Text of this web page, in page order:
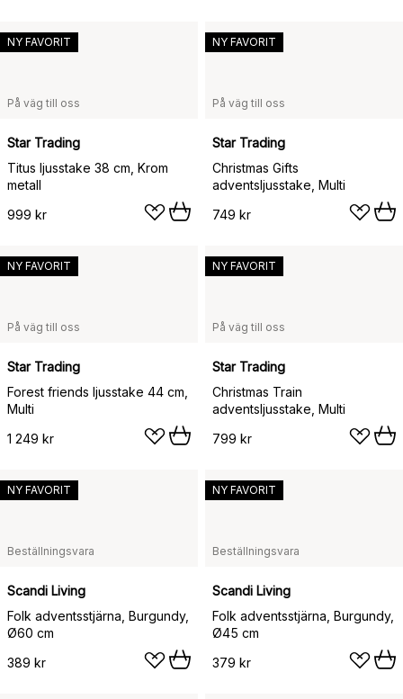
På väg till oss
Star Trading
Titus ljusstake 38 cm, Krom
metall
999 kr
NY FAVORIT
På väg till oss
Star Trading
Christmas Gifts
adventsljusstake, Multi
749 kr
NY FAVORIT
På väg till oss
Star Trading
Forest friends ljusstake 44 cm,
Multi
1 249 kr
NY FAVORIT
På väg till oss
Star Trading
Christmas Train
adventsljusstake, Multi
799 kr
NY FAVORIT
Beställningsvara
Scandi Living
Folk adventsstjärna, Burgundy,
Ø60 cm
389 kr
NY FAVORIT
Beställningsvara
Scandi Living
Folk adventsstjärna, Burgundy,
Ø45 cm
379 kr
NY FAVORIT